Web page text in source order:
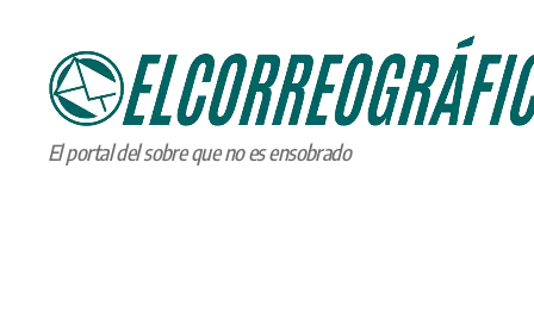
ELCORREOGRÁFICO
El portal del sobre que no es ensobrado